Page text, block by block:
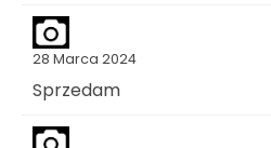
28 Marca 2024
Sprzedam